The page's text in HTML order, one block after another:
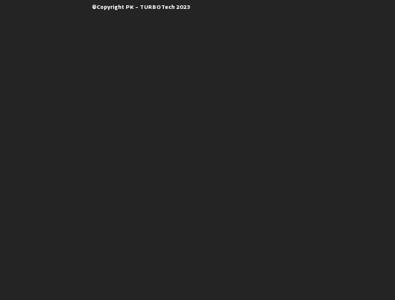
©Copyright PK – TURBOTech 2023